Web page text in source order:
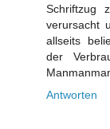
Schriftzug
verursacht
allseits
der
Antworten